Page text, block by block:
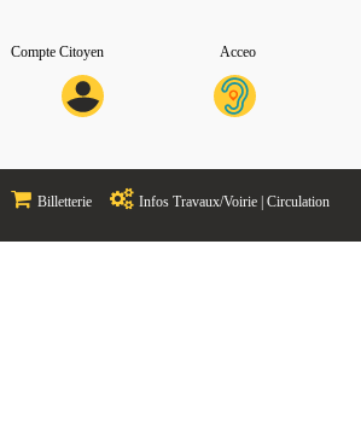
Compte Citoyen Acceo
Billetterie Infos Travaux/Voirie | Circulation